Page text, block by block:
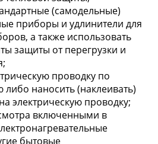
(самодельные)
приборы и удлинители для
а также использовать
защиты от перегрузки и
проводку по
наносить (наклеивать)
электрическую проводку;
включенными в
бытовые